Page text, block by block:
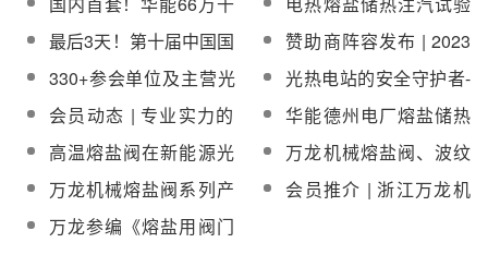
电项目开展实地调研
化关键技术与装备研
发！
将亮相CPC2023光热大
会
瓦煤电机组耦合蒸汽熔
盐储热调峰调频示范项
目成功投运
站工程熔盐开关阀、止
回阀招标公告
最后3天！第十届中国国
际光热大会报名通道即
将关闭
赞助商阵容发布 | 2023
第十届中国国际光热大
会即将启幕
330+参会单位及主营光
热业务一览|第十届中国
国际光热大会下周一启
幕
光热电站的安全守护者-
万龙熔盐阀
会员动态 | 专业实力的
体现，万龙熔盐阀实现
多行业、全方位发展
华能德州电厂熔盐储热
项目熔盐储放热阀门及
执行机构招标
高温熔盐阀在新能源光
热发电应用中的特点和
性能
万龙机械熔盐阀、波纹
管截止阀/闸阀等将亮相
第十一届中国国际光热
万龙机械熔盐阀系列产
品将亮相CPC2025第十
二届光热大会
会员推介 | 浙江万龙机
万龙参编《熔盐用阀门